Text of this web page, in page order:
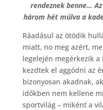
rendeznek benne…
három hét múlva a
Ráadásul az ötödik
miatt, no meg azért,
legelején megérkezik
kezdtek el aggódni az
bizonyosan akadnak,
időkben nem kellene
sportvilág – miként a